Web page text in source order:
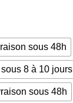
sous 48h
8 à 10 jours
sous 48h